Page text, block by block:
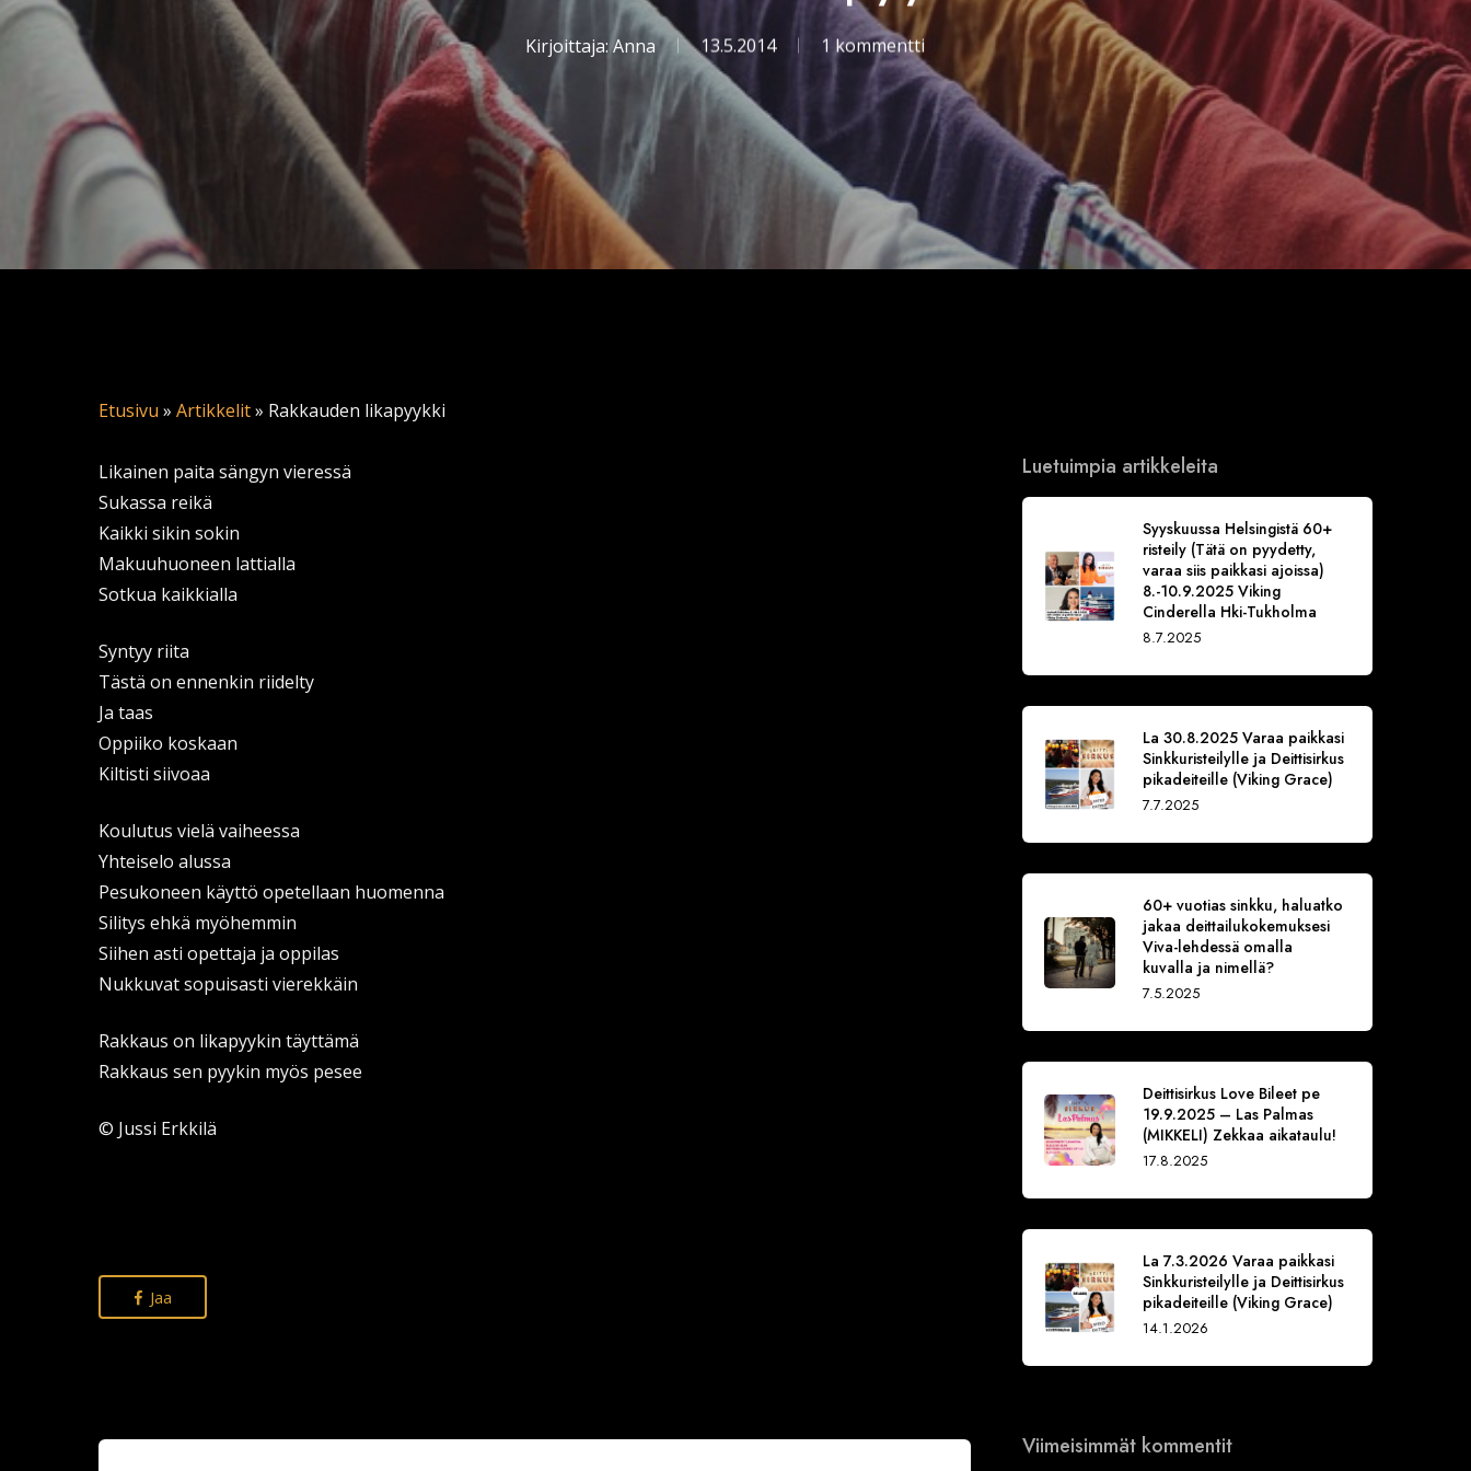
Kirjoittaja: Anna 13.5.2014 1 kommentti
Etusivu » Artikkelit» Rakkauden likapyykki
Likainen paita sängyn vieressä
Sukassa reikä
Kaikki sikin sokin
Makuuhuoneen lattialla
Sotkua kaikkialla
Syntyy riita
Tästä on ennenkin riidelty
Ja taas
Oppiiko koskaan
Kiltisti siivoaa
Koulutus vielä vaiheessa
Yhteiselo alussa
Pesukoneen käyttö opetellaan huomenna
Silitys ehkä myöhemmin
Siihen asti opettaja ja oppilas
Nukkuvat sopuisasti vierekkäin
Rakkaus on likapyykin täyttämä
Rakkaus sen pyykin myös pesee
© Jussi Erkkilä
Jaa
Luetuimpia artikkeleita
Syyskuussa Helsingistä 60+
risteily (Tätä on pyydetty,
varaa siis paikkasi ajoissa)
8.-10.9.2025 Viking
Cinderella Hki-Tukholma
8.7.2025
La 30.8.2025 Varaa paikkasi
Sinkkuristeilylle ja Deittisirkus
pikadeiteille (Viking Grace)
7.7.2025
60+ vuotias sinkku, haluatko
jakaa deittailukokemuksesi
Viva-lehdessä omalla
kuvalla ja nimellä?
7.5.2025
Deittisirkus Love Bileet pe
19.9.2025 – Las Palmas
(MIKKELI) Zekkaa aikataulu!
17.8.2025
La 7.3.2026 Varaa paikkasi
Sinkkuristeilylle ja Deittisirkus
pikadeiteille (Viking Grace)
14.1.2026
Viimeisimmät kommentit